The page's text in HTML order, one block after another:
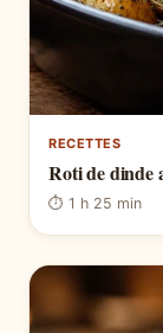
RECETTES
Roti de dinde
⏱ 1 h 25 min